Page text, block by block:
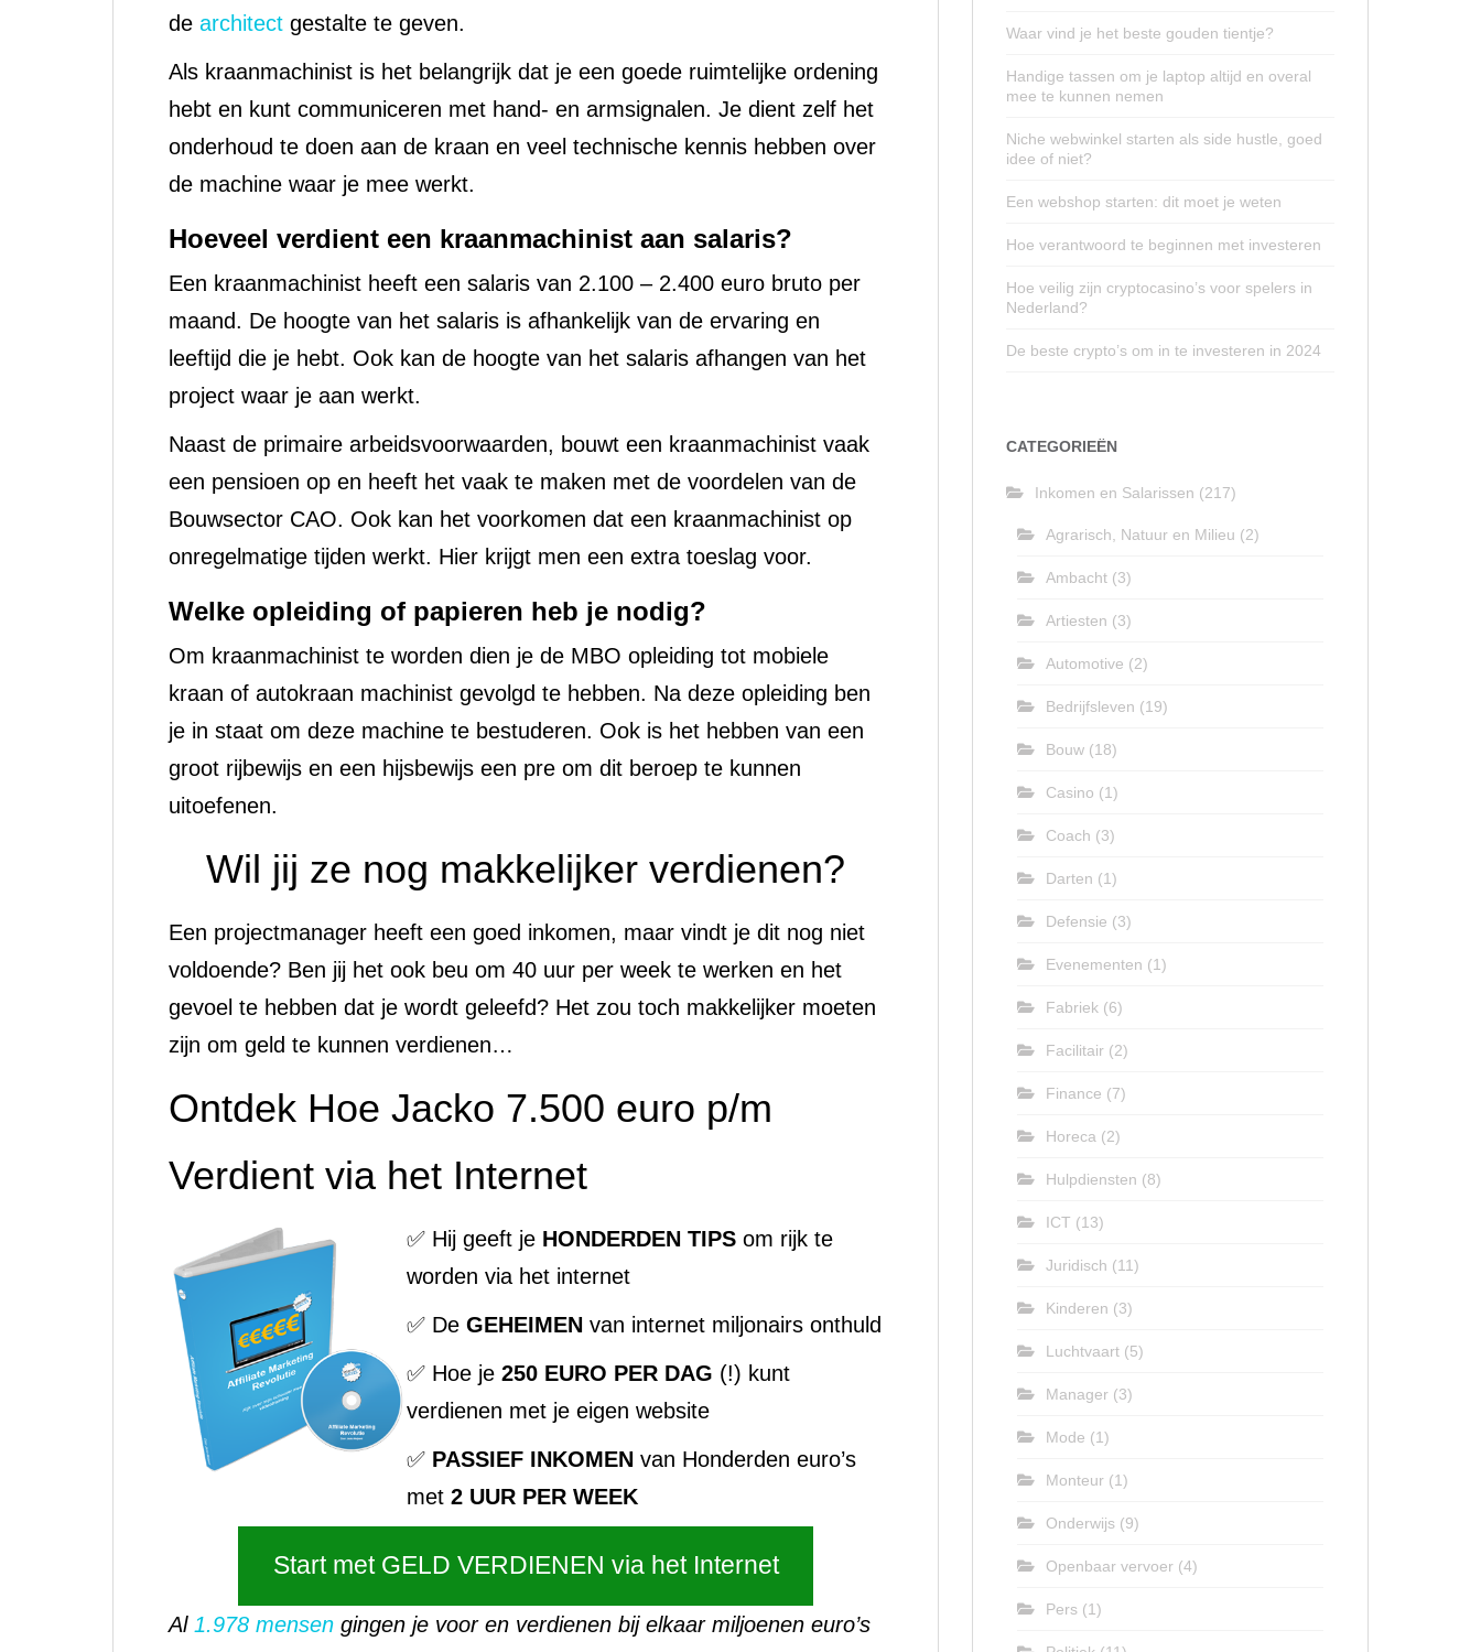
de architect gestalte te geven.
Als kraanmachinist is het belangrijk dat je een goede ruimtelijke ordening
hebt en kunt communiceren met hand- en armsignalen. Je dient zelf het
onderhoud te doen aan de kraan en veel technische kennis hebben over
de machine waar je mee werkt.
Hoeveel verdient een kraanmachinist aan salaris?
Een kraanmachinist heeft een salaris van 2.100 – 2.400 euro bruto per
maand. De hoogte van het salaris is afhankelijk van de ervaring en
leeftijd die je hebt. Ook kan de hoogte van het salaris afhangen van het
project waar je aan werkt.
Naast de primaire arbeidsvoorwaarden, bouwt een kraanmachinist vaak
een pensioen op en heeft het vaak te maken met de voordelen van de
Bouwsector CAO. Ook kan het voorkomen dat een kraanmachinist op
onregelmatige tijden werkt. Hier krijgt men een extra toeslag voor.
Welke opleiding of papieren heb je nodig?
Om kraanmachinist te worden dien je de MBO opleiding tot mobiele
kraan of autokraan machinist gevolgd te hebben. Na deze opleiding ben
je in staat om deze machine te bestuderen. Ook is het hebben van een
groot rijbewijs en een hijsbewijs een pre om dit beroep te kunnen
uitoefenen.
Wil jij ze nog makkelijker verdienen?
Een projectmanager heeft een goed inkomen, maar vindt je dit nog niet
voldoende? Ben jij het ook beu om 40 uur per week te werken en het
gevoel te hebben dat je wordt geleefd? Het zou toch makkelijker moeten
zijn om geld te kunnen verdienen…
Ontdek Hoe Jacko 7.500 euro p/m
Verdient via het Internet
✅ Hij geeft je HONDERDEN TIPSom rijk te
worden via het internet
✅ De GEHEIMENvan internet miljonairs onthuld
✅ Hoe je 250 EURO PER DAG (!) kunt
verdienen met je eigen website
✅ PASSIEF INKOMENvan Honderden euro’s
met 2 UUR PER WEEK
Start met GELD VERDIENEN via het Internet
Al 1.978 mensen gingen je voor en verdienen bij elkaar miljoenen euro’s
Waar vind je het beste gouden tientje?
Handige tassen om je laptop altijd en overal
mee te kunnen nemen
Niche webwinkel starten als side hustle, goed
idee of niet?
Een webshop starten: dit moet je weten
Hoe verantwoord te beginnen met investeren
Hoe veilig zijn cryptocasino’s voor spelers in
Nederland?
De beste crypto’s om in te investeren in 2024
CATEGORIEËN
Inkomen en Salarissen (217)
Agrarisch, Natuur en Milieu (2)
Ambacht (3)
Artiesten (3)
Automotive (2)
Bedrijfsleven (19)
Bouw (18)
Casino (1)
Coach (3)
Darten (1)
Defensie (3)
Evenementen (1)
Fabriek (6)
Facilitair (2)
Finance (7)
Horeca (2)
Hulpdiensten (8)
ICT (13)
Juridisch (11)
Kinderen (3)
Luchtvaart (5)
Manager (3)
Mode (1)
Monteur (1)
Onderwijs (9)
Openbaar vervoer (4)
Pers (1)